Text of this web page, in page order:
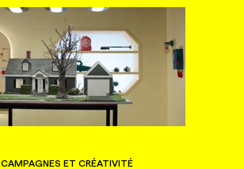
CAMPAGNES ET CRÉATIVITÉ